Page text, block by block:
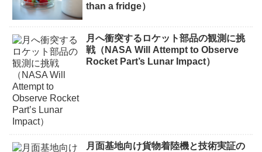
than a fridge）
月へ衝突するロケット部品の観測に挑
戦（NASA Will Attempt to Observe
Rocket Part’s Lunar Impact）
月面基地向け貨物着陸機と技術実証の